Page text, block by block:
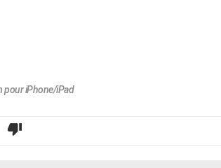
pour iPhone/iPad